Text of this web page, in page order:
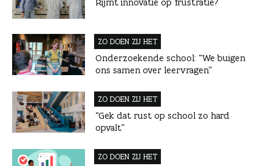
ZO DOEN ZIJ HET
Onderzoekende school: “We buigen
ons samen over leervragen”
ZO DOEN ZIJ HET
“Gek dat rust op school zo hard
opvalt”
ZO DOEN ZIJ HET